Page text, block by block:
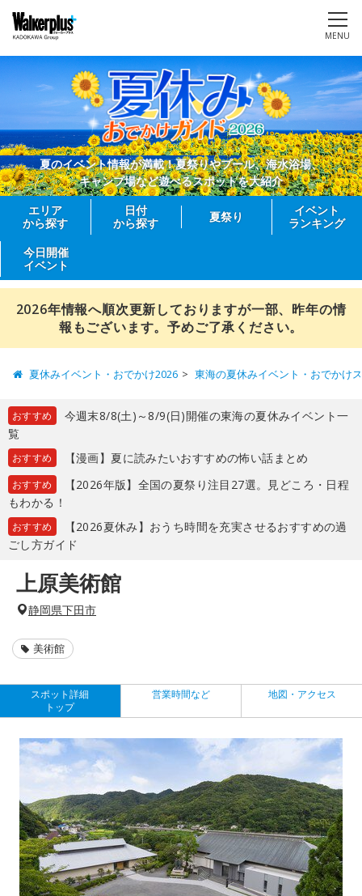
MENU
夏のイベント情報が満載！夏祭りやプール、海水浴場、
キャンプ場など遊べるスポットを大紹介
エリア
から探す
日付
から探す
夏祭り
イベント
ランキング
今日開催
イベント
2026年情報へ順次更新しておりますが一部、昨年の情
報もございます。予めご了承ください。
夏休みイベント・おでかけ2026 東海の夏休みイベント・おでかけ
おすすめ
今週末8/8(土)～8/9(日)開催の東海の夏休みイベント一
覧
おすすめ 【漫画】夏に読みたいおすすめの怖い話まとめ
おすすめ
【2026年版】全国の夏祭り注目27選。見どころ・日程
もわかる！
おすすめ
【2026夏休み】おうち時間を充実させるおすすめの過
ごし方ガイド
上原美術館
静岡県下田市
美術館
スポット詳細
トップ
営業時間など 地図・アクセス